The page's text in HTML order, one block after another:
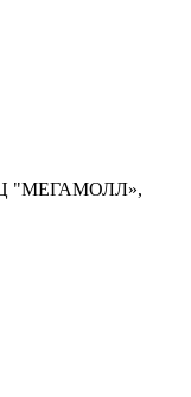
"МЕГАМОЛЛ»,